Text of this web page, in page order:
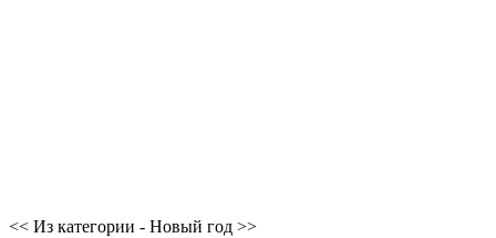
<< Из категории - Новый год >>